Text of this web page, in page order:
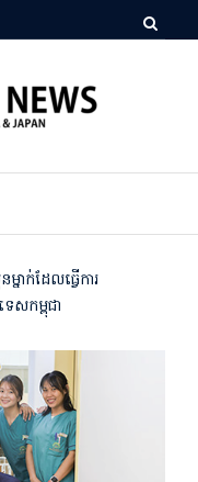
នាក់ដែលធ្វើការ
សកម្ពុជា